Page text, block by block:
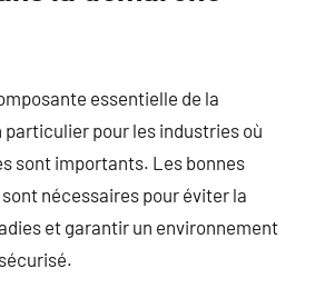
essentielle de la
particulier pour les industries où
sont importants. Les bonnes
sont nécessaires pour éviter la
et garantir un environnement